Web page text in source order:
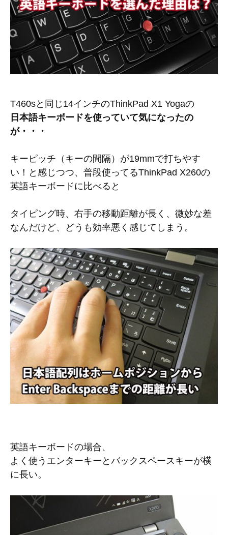
T460sと同じ14インチのThinkPad X1 Yogaの
日本語キーボードを使っていて気になったの
が・・・
キーピッチ（キーの間隔）が19mmで打ちやす
い！と感じつつ、普段使ってるThinkPad X260の
英語キーボードに比べると
タイピング時、右手の移動距離が長く、微妙な差
なんだけど、どうも効率悪く感じてしまう。
英語キーボードの場合、
よく使うエンターキーとバックスペースキーが横
に長い。